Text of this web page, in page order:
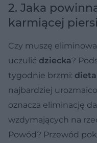
2. Jaka
karmiącej
Czy muszę
uczulić dziecka?
tygodnie brzmi:
najbardziej
oznacza eliminację
wzdymających na
Powód? Przewód